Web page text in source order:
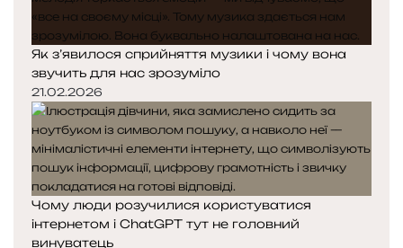
Як з’явилося сприйняття музики і чому вона
звучить для нас зрозуміло
21.02.2026
Чому люди розучилися користуватися
інтернетом і ChatGPT тут не головний
винуватець